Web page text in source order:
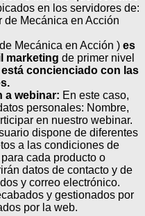
en los servidores de:
de Mecánica en Acción
Mecánica en Acción ) es
marketing de primer nivel
está concienciado con las
a webinar: En este caso,
personales: Nombre,
en nuestro webinar.
dispone de diferentes
a las condiciones de
cada producto o
datos de contacto y de
y correo electrónico.
y gestionados por
por la web.